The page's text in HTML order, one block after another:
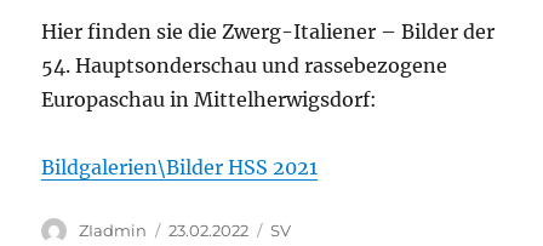
Hier finden sie die Zwerg-Italiener – Bilder der
54. Hauptsonderschau und rassebezogene
Europaschau in Mittelherwigsdorf:
Bildgalerien\Bilder HSS 2021
Autor
ZIadmin
Veröffentlicht
23.02.2022 Kategorien
SV